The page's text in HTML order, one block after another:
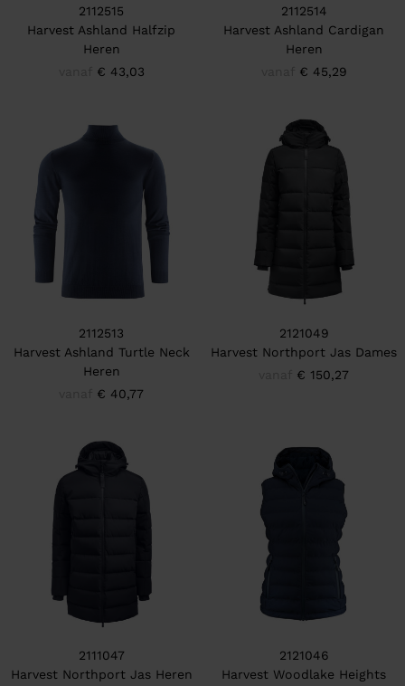
2112515
Harvest Ashland Halfzip
Heren
€ 43,03
2112514
Harvest Ashland Cardigan
Heren
€ 45,29
2112513
Harvest Ashland Turtle Neck
Heren
€ 40,77
2121049
Harvest Northport Jas Dames
€ 150,27
2111047
Harvest Northport Jas Heren
2121046
Harvest Woodlake Heights